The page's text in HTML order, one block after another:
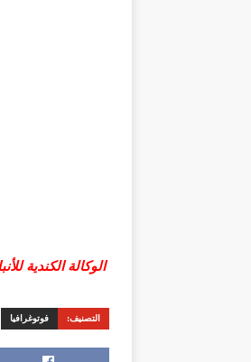
الوكالة الكندية
التصنيف: فوتوغرافيا